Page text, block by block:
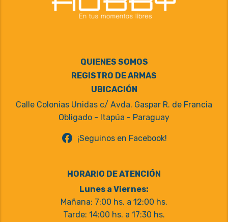
QUIENES SOMOS
REGISTRO DE ARMAS
UBICACIÓN
Calle Colonias Unidas c/ Avda. Gaspar R. de Francia
Obligado - Itapúa - Paraguay
facebook ¡Seguinos en Facebook!
HORARIO DE ATENCIÓN
Lunes a Viernes:
Mañana: 7:00 hs. a 12:00 hs.
Tarde: 14:00 hs. a 17:30 hs.